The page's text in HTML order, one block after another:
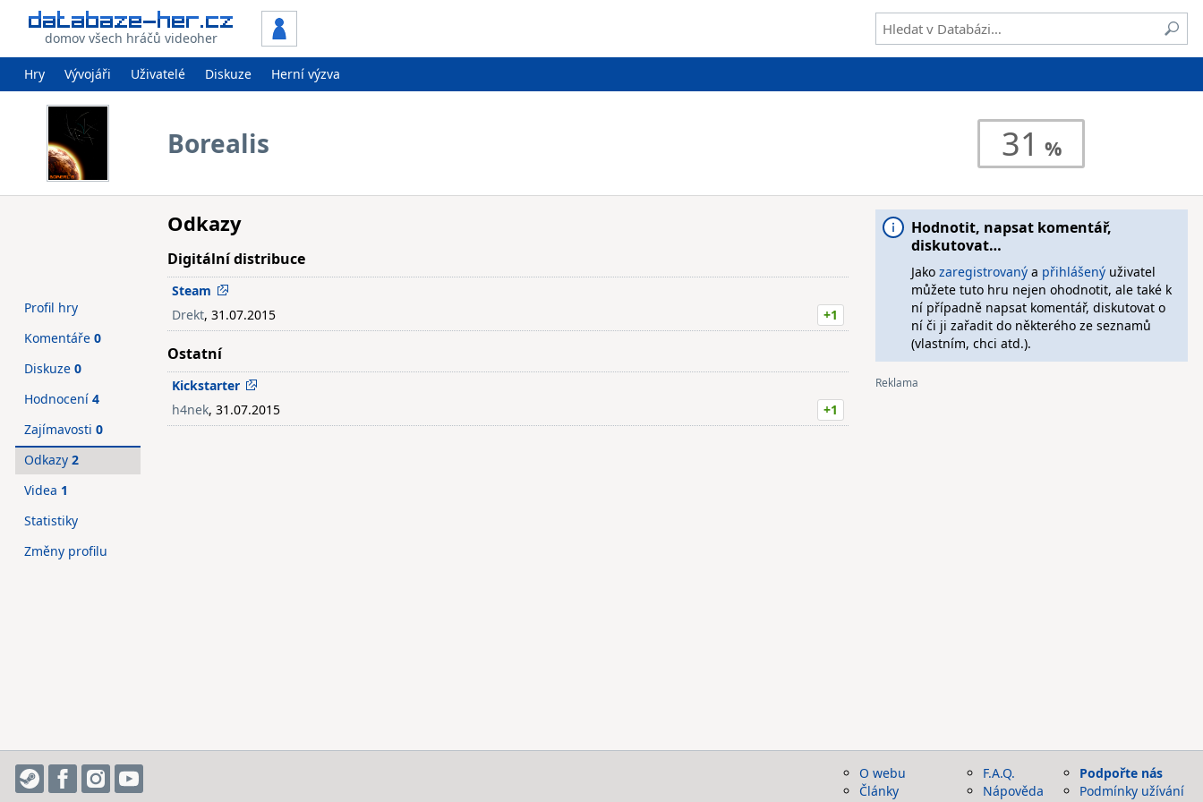
domov všech hráčů videoher
Hry Vývojáři Uživatelé Diskuze Herní výzva
Borealis 31
Odkazy
Digitální distribuce
Steam
Drekt, 31.07.2015 +1
Ostatní
Kickstarter
h4nek, 31.07.2015 +1
Profil hry
Komentáře 0
Diskuze 0
Hodnocení 4
Zajímavosti 0
Odkazy 2
Videa 1
Statistiky
Změny profilu
Hodnotit, napsat komentář,
diskutovat…
Jako zaregistrovanýa přihlášenýuživatel
můžete tuto hru nejen ohodnotit, ale také k
ní případně napsat komentář, diskutovat o
ní či ji zařadit do některého ze seznamů
(vlastním, chci atd.).
O webu
Články
F.A.Q.
Nápověda
Podpořte nás
Podmínky užívání